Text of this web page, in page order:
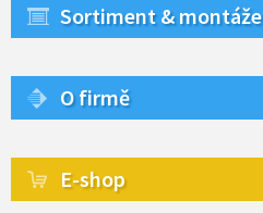
Sortiment & montáže
O firmě
E-shop